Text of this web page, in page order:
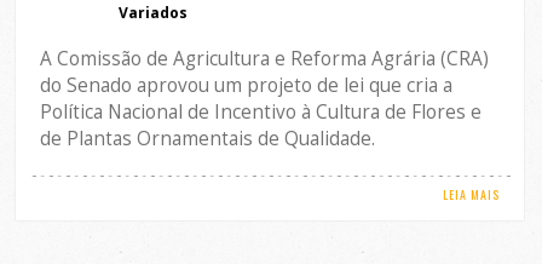
Variados
A Comissão de Agricultura e Reforma Agrária (CRA)
do Senado aprovou um projeto de lei que cria a
Política Nacional de Incentivo à Cultura de Flores e
de Plantas Ornamentais de Qualidade.
LEIA MAIS